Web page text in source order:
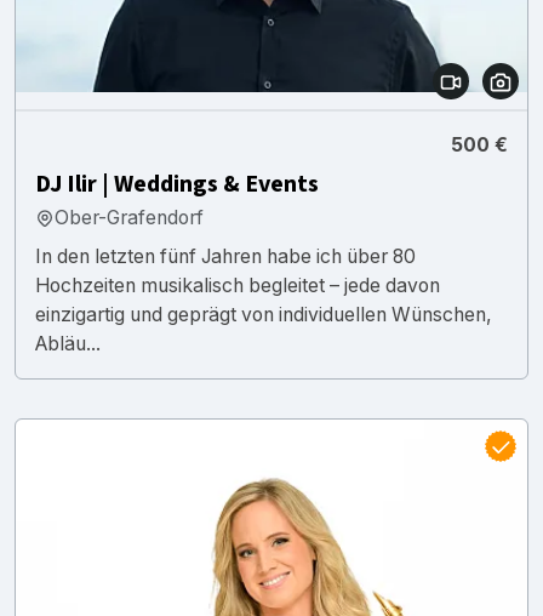
500 €
DJ Ilir | Weddings & Events
Ober-Grafendorf
In den letzten fünf Jahren habe ich über 80
Hochzeiten musikalisch begleitet – jede davon
einzigartig und geprägt von individuellen Wünschen,
Abläu...